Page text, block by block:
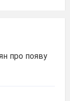
про появу